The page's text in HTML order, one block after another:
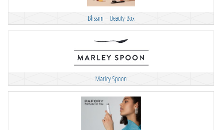
Blissim – Beauty-Box
Marley Spoon